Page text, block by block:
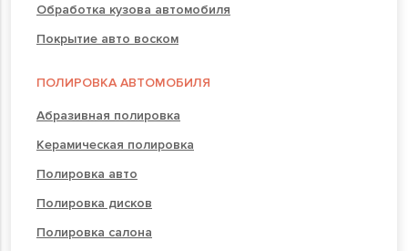
Обработка кузова автомобиля
Покрытие авто воском
ПОЛИРОВКА АВТОМОБИЛЯ
Абразивная полировка
Керамическая полировка
Полировка авто
Полировка дисков
Полировка салона